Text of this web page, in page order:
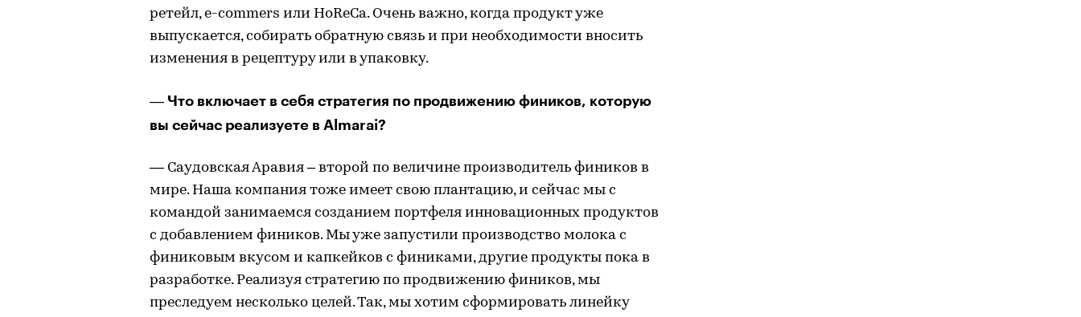
ретейл, e-commers или HoReCa. Очень важно, когда продукт уже
выпускается, собирать обратную связь и при необходимости вносить
изменения в рецептуру или в упаковку.
— Что включает в себя стратегия по продвижению фиников, которую
вы сейчас реализуете в Almarai?
— Саудовская Аравия – второй по величине производитель фиников в
мире. Наша компания тоже имеет свою плантацию, и сейчас мы с
командой занимаемся созданием портфеля инновационных продуктов
с добавлением фиников. Мы уже запустили производство молока с
финиковым вкусом и капкейков с финиками, другие продукты пока в
разработке. Реализуя стратегию по продвижению фиников, мы
преследуем несколько целей. Так, мы хотим сформировать линейку